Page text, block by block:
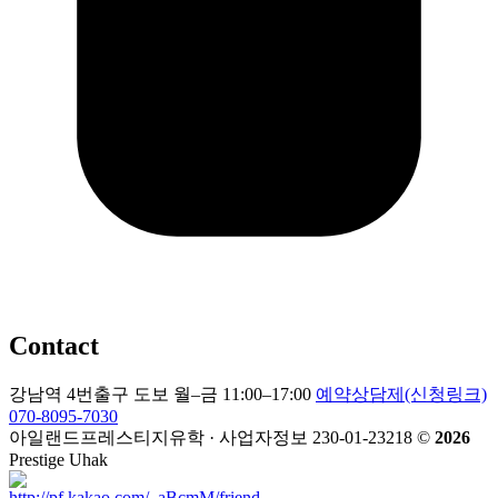
Contact
강남역 4번출구 도보 월–금 11:00–17:00 예약상담제(신청링크)
070-8095-7030
아일랜드프레스티지유학 · 사업자정보 230-01-23218 © 2026
Prestige Uhak